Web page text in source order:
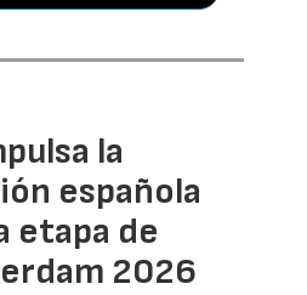
la
española
etapa de
2026